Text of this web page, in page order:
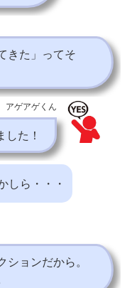
きた」ってそ
アゲアゲくん
した！
しら・・・
ションだから。